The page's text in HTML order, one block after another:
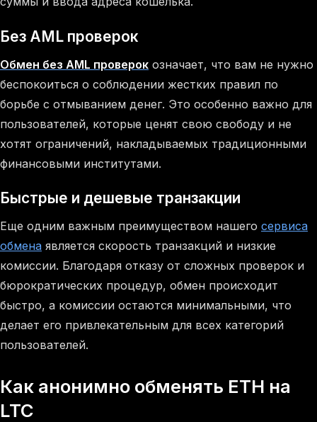
Без AML проверок
Обмен без AML проверок означает, что вам не нужно
беспокоиться о соблюдении жестких правил по
борьбе с отмыванием денег. Это особенно важно для
пользователей, которые ценят свою свободу и не
хотят ограничений, накладываемых традиционными
финансовыми институтами.
Быстрые и дешевые транзакции
Еще одним важным преимуществом нашего сервиса
обмена является скорость транзакций и низкие
комиссии. Благодаря отказу от сложных проверок и
бюрократических процедур, обмен происходит
быстро, а комиссии остаются минимальными, что
делает его привлекательным для всех категорий
пользователей.
Как анонимно обменять ETH на
LTC